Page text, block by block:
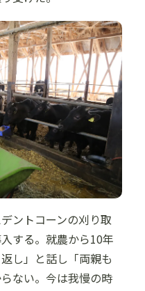
ントコーンの刈り取
する。就農から10年
し」と話し「両親も
ない。今は我慢の時